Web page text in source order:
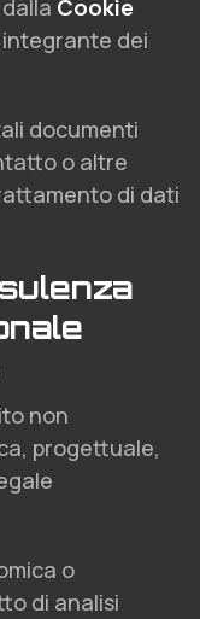
Cookie
dei
documenti
o altre
di dati
non
progettuale,
o
di analisi